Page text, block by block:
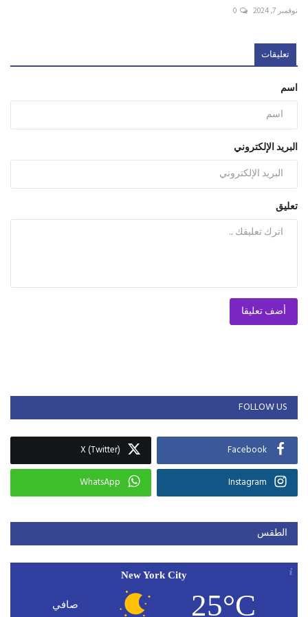
نوفمبر 7, 2024 0
تعليقات
اسم
البريد الإلكتروني
تعليق
أضف تعليقا
FOLLOW US
Facebook
X (Twitter)
Instagram
WhatsApp
الطقس
New York City
25°C صافي